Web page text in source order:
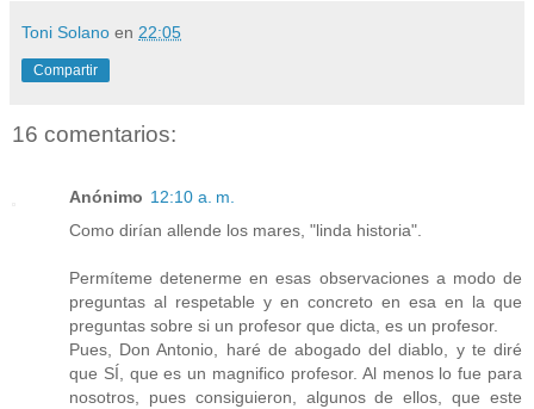
Toni Solano en 22:05
Compartir
16 comentarios:
Anónimo 12:10 a. m.
Como dirían allende los mares, "linda historia".
Permíteme detenerme en esas observaciones a modo de
preguntas al respetable y en concreto en esa en la que
preguntas sobre si un profesor que dicta, es un profesor.
Pues, Don Antonio, haré de abogado del diablo, y te diré
que SÍ, que es un magnifico profesor. Al menos lo fue para
nosotros, pues consiguieron, algunos de ellos, que este